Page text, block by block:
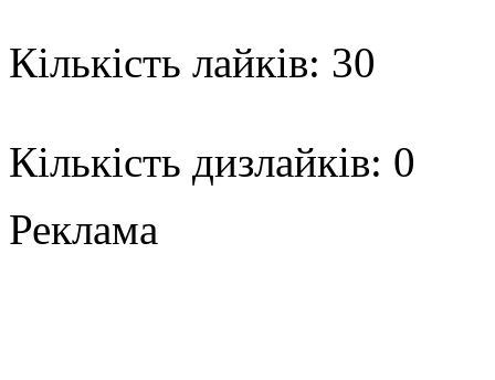
Кількість лайків: 30
Кількість дизлайків: 0
Реклама